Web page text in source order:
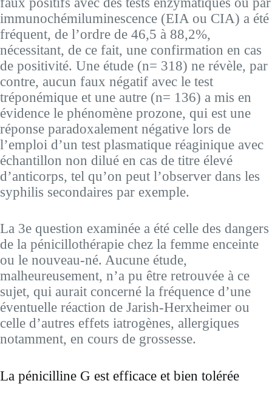
immunochémiluminescence (EIA ou CIA) a été
fréquent, de l’ordre de 46,5 à 88,2%,
nécessitant, de ce fait, une confirmation en cas
de positivité. Une étude (n= 318) ne révèle, par
contre, aucun faux négatif avec le test
tréponémique et une autre (n= 136) a mis en
évidence le phénomène prozone, qui est une
réponse paradoxalement négative lors de
l’emploi d’un test plasmatique réaginique avec
échantillon non dilué en cas de titre élevé
d’anticorps, tel qu’on peut l’observer dans les
syphilis secondaires par exemple.
La 3e question examinée a été celle des dangers
de la pénicillothérapie chez la femme enceinte
ou le nouveau-né. Aucune étude,
malheureusement, n’a pu être retrouvée à ce
sujet, qui aurait concerné la fréquence d’une
éventuelle réaction de Jarish-Herxheimer ou
celle d’autres effets iatrogènes, allergiques
notamment, en cours de grossesse.
La pénicilline G est efficace et bien tolérée